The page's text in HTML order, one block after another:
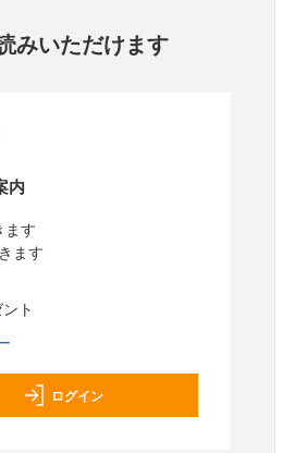
みいただけます
内
ます
ます
ト
ログイン